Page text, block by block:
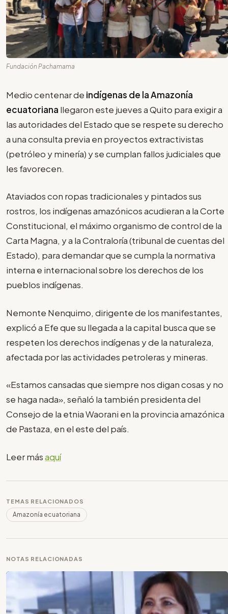
Fundación Pachamama
Medio centenar de indígenas de la Amazonía
ecuatoriana llegaron este jueves a Quito para exigir a
las autoridades del Estado que se respete su derecho
a una consulta previa en proyectos extractivistas
(petróleo y minería) y se cumplan fallos judiciales que
les favorecen.
Ataviados con ropas tradicionales y pintados sus
rostros, los indígenas amazónicos acudieran a la Corte
Constitucional, el máximo organismo de control de la
Carta Magna, y a la Contraloría (tribunal de cuentas del
Estado), para demandar que se cumpla la normativa
interna e internacional sobre los derechos de los
pueblos indígenas.
Nemonte Nenquimo, dirigente de los manifestantes,
explicó a Efe que su llegada a la capital busca que se
respeten los derechos indígenas y de la naturaleza,
afectada por las actividades petroleras y mineras.
«Estamos cansadas que siempre nos digan cosas y no
se haga nada», señaló la también presidenta del
Consejo de la etnia Waorani en la provincia amazónica
de Pastaza, en el este del país.
Leer másaquí
TEMAS RELACIONADOS
Amazonía ecuatoriana
NOTAS RELACIONADAS